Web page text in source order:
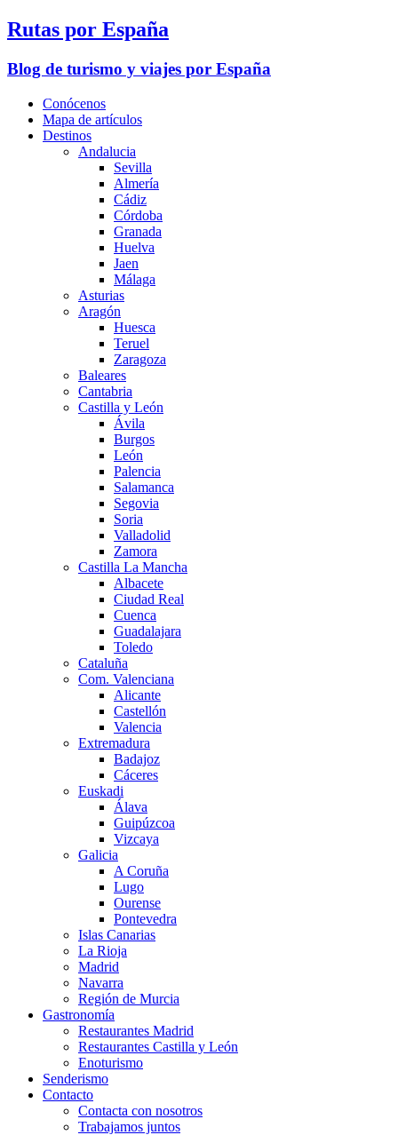
Rutas por España
Blog de turismo y viajes por España
Conócenos
Mapa de artículos
Destinos
Andalucia
Sevilla
Almería
Cádiz
Córdoba
Granada
Huelva
Jaen
Málaga
Asturias
Aragón
Huesca
Teruel
Zaragoza
Baleares
Cantabria
Castilla y León
Ávila
Burgos
León
Palencia
Salamanca
Segovia
Soria
Valladolid
Zamora
Castilla La Mancha
Albacete
Ciudad Real
Cuenca
Guadalajara
Toledo
Cataluña
Com. Valenciana
Alicante
Castellón
Valencia
Extremadura
Badajoz
Cáceres
Euskadi
Álava
Guipúzcoa
Vizcaya
Galicia
A Coruña
Lugo
Ourense
Pontevedra
Islas Canarias
La Rioja
Madrid
Navarra
Región de Murcia
Gastronomía
Restaurantes Madrid
Restaurantes Castilla y León
Enoturismo
Senderismo
Contacto
Contacta con nosotros
Trabajamos juntos